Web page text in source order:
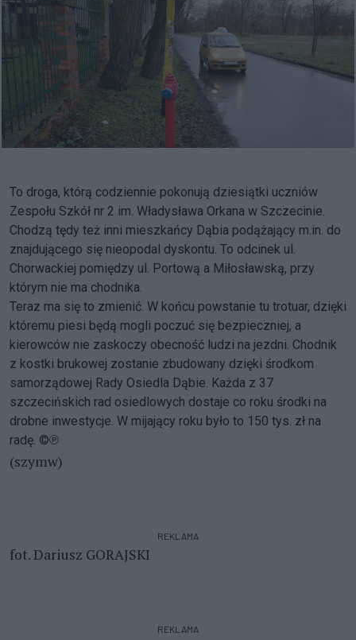
To droga, którą codziennie pokonują dziesiątki uczniów
Zespołu Szkół nr 2 im. Władysława Orkana w Szczecinie.
Chodzą tędy też inni mieszkańcy Dąbia podążający m.in. do
znajdującego się nieopodal dyskontu. To odcinek ul.
Chorwackiej pomiędzy ul. Portową a Miłosławską, przy
którym nie ma chodnika.
Teraz ma się to zmienić. W końcu powstanie tu trotuar, dzięki
któremu piesi będą mogli poczuć się bezpieczniej, a
kierowców nie zaskoczy obecność ludzi na jezdni. Chodnik
z kostki brukowej zostanie zbudowany dzięki środkom
samorządowej Rady Osiedla Dąbie. Każda z 37
szczecińskich rad osiedlowych dostaje co roku środki na
drobne inwestycje. W mijający roku było to 150 tys. zł na
radę. ©℗
(szymw)
REKLAMA
fot. Dariusz GORAJSKI
REKLAMA